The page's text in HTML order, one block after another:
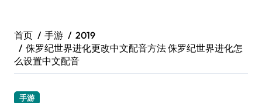
首页 手游
2019
侏罗纪世界进化更改中文配音方法 侏罗纪世界进化怎
么设置中文配音
手游